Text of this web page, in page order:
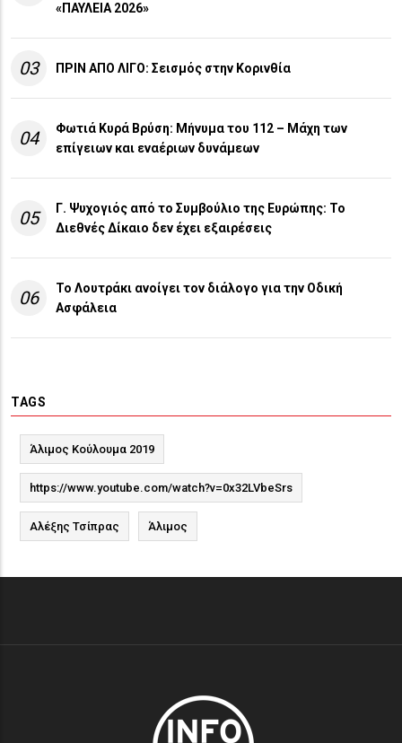
«ΠΑΥΛΕΙΑ 2026»
03 ΠΡΙΝ ΑΠΟ ΛΙΓO: Σεισμός στην Κορινθία
04
Φωτιά Κυρά Βρύση: Μήνυμα του 112 – Μάχη των
επίγειων και εναέριων δυνάμεων
05
Γ. Ψυχογιός από το Συμβούλιο της Ευρώπης: Το
Διεθνές Δίκαιο δεν έχει εξαιρέσεις
06
Το Λουτράκι ανοίγει τον διάλογο για την Οδική
Ασφάλεια
TAGS
Άλιμος Κούλουμα 2019
https://www.youtube.com/watch?v=0x32LVbeSrs
Αλέξης Τσίπρας Άλιμος